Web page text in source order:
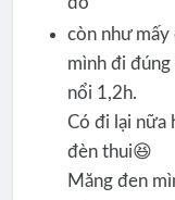
còn như mấy
mình đi
nổi 1,2h.
Có đi lại nữa
đèn thui😆
Măng đen